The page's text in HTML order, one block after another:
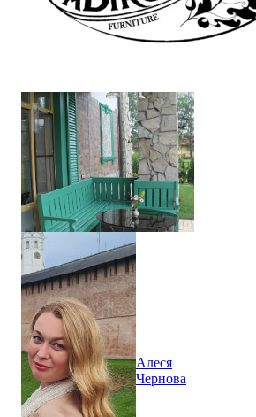
Богородский округ. Яхонтовый лес.
Алеся
Чернова